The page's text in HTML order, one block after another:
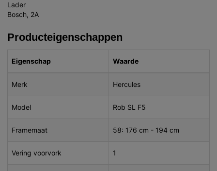
Lader
Bosch, 2A
Producteigenschappen
Eigenschap Waarde
Merk Hercules
Model Rob SL F5
Framemaat 58: 176 cm - 194 cm
Vering voorvork 1